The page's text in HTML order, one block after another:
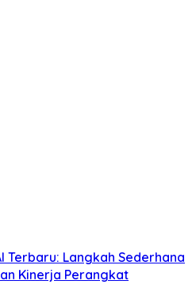
Terbaru: Langkah Sederhana
Kinerja Perangkat